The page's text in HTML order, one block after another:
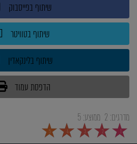
שיתוף בפייסבוק
שיתוף בטוויטר
שיתוף בלינקאדין
הדפסת עמוד
מדרגים: 2 ממוצע:5
1
2
3
4
5